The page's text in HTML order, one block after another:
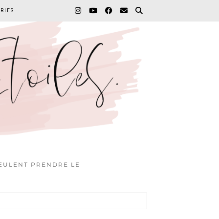
PRENDRE LE